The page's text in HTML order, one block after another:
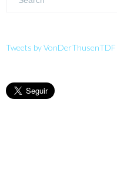
Tweets by VonDerThusenTDF